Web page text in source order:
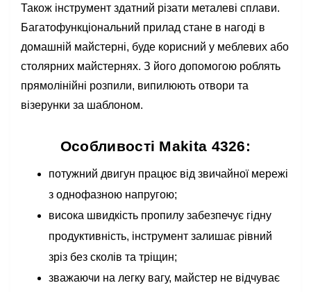
Також інструмент здатний різати металеві сплави.
Багатофункціональний прилад стане в нагоді в
домашній майстерні, буде корисний у меблевих або
столярних майстернях. З його допомогою роблять
прямолінійні розпили, випилюють отвори та
візерунки за шаблоном.
Особливості Makita 4326:
потужний двигун працює від звичайної мережі
з однофазною напругою;
висока швидкість пропилу забезпечує гідну
продуктивність, інструмент залишає рівний
зріз без сколів та тріщин;
зважаючи на легку вагу, майстер не відчуває